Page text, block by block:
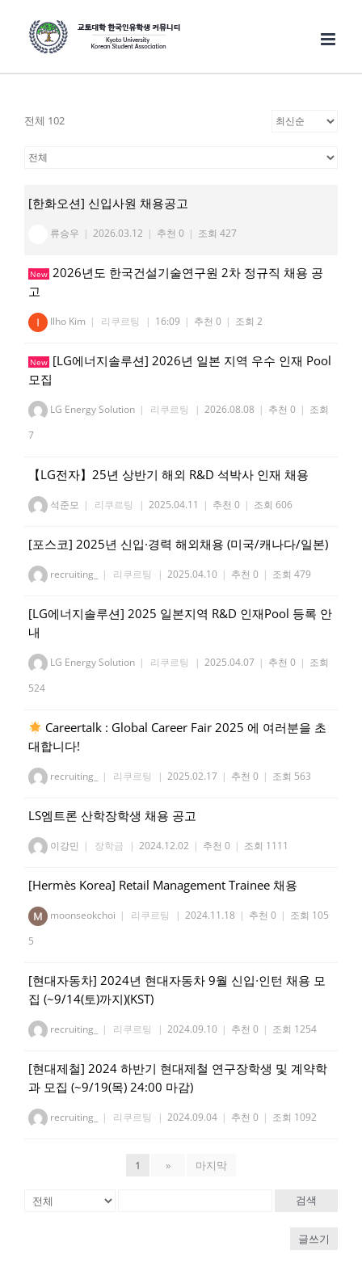
전체 102
[한화오션] 신입사원 채용공고
류승우 | 2026.03.12 | 추천 0 | 조회 427
New 2026년도 한국건설기술연구원 2차 정규직 채용 공
고
Ilho Kim | 리쿠르팅 | 16:09 | 추천 0 | 조회 2
New [LG에너지솔루션] 2026년 일본 지역 우수 인재 Pool
모집
LG Energy Solution | 리쿠르팅 | 2026.08.08 | 추천 0 | 조회
7
【LG전자】25년 상반기 해외 R&D 석박사 인재 채용
석준모 | 리쿠르팅 | 2025.04.11 | 추천 0 | 조회 606
[포스코] 2025년 신입·경력 해외채용 (미국/캐나다/일본)
recruiting_ | 리쿠르팅 | 2025.04.10 | 추천 0 | 조회 479
[LG에너지솔루션] 2025 일본지역 R&D 인재Pool 등록 안
내
LG Energy Solution | 리쿠르팅 | 2025.04.07 | 추천 0 | 조회
524
Careertalk : Global Career Fair 2025 에 여러분을 초
대합니다!
recruiting_ | 리쿠르팅 | 2025.02.17 | 추천 0 | 조회 563
LS엠트론 산학장학생 채용 공고
이강민 | 장학금 | 2024.12.02 | 추천 0 | 조회 1111
[Hermès Korea] Retail Management Trainee 채용
moonseokchoi | 리쿠르팅 | 2024.11.18 | 추천 0 | 조회 105
5
[현대자동차] 2024년 현대자동차 9월 신입∙인턴 채용 모
집 (~9/14(토)까지)(KST)
recruiting_ | 리쿠르팅 | 2024.09.10 | 추천 0 | 조회 1254
[현대제철] 2024 하반기 현대제철 연구장학생 및 계약학
과 모집 (~9/19(목) 24:00 마감)
recruiting_ | 리쿠르팅 | 2024.09.04 | 추천 0 | 조회 1092
1 » 마지막
검색
글쓰기